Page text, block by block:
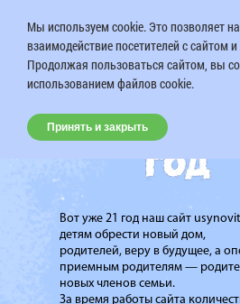
Вот уже 21 год наш сайт
детям обрести новый дом,
родителей, веру в будущее, а
приемным родителям —
новых членов семьи.
За время работы сайта
Мы используем cookie. Это позволяет
взаимодействие посетителей с сайтом
Продолжая пользоваться сайтом, вы
использованием файлов cookie.
Принять и закрыть